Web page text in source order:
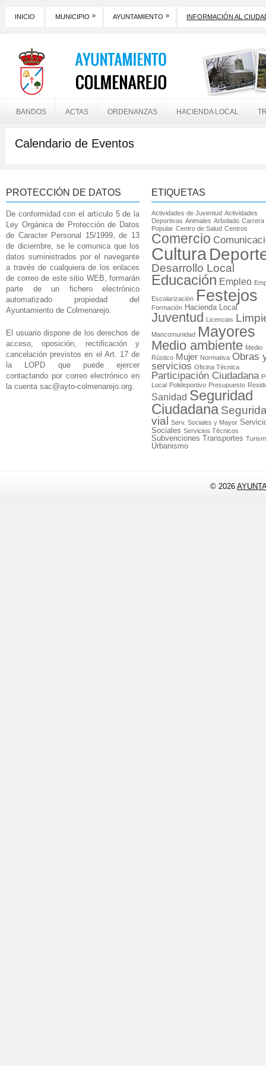
INICIO MUNICIPIO » AYUNTAMIENTO » INFORMACIÓN AL
BANDOS ACTAS ORDENANZAS HACIENDA LOCAL
Calendario de Eventos
PROTECCIÓN DE DATOS
De conformidad con el artículo 5 de la
Ley Orgánica de Protección de Datos
de Caracter Personal 15/1999, de 13
de diciembre, se le comunica que los
datos suministrados por el navegante
a través de cualquiera de los enlaces
de correo de este sitio WEB, formarán
parte de un fichero electrónico
automatizado propiedad del
Ayuntamiento de Colmenarejo.
El usuario dispone de los derechos de
acceso, oposición, rectificación y
cancelación previstos en el Art. 17 de
la LOPD que puede ejercer
contactando por correo electrónico en
la cuenta sac@ayto-colmenarejo.org.
ETIQUETAS
Actividades de Juventud Actividades
Deportivas Animales Arbolado Carrera
Popular Centro de Salud Centros
Comercio
Cultura
Desarrollo Local
Educación Empleo
Escolarización Festejos
Formación Hacienda Local
Juventud Licencias
Mancomunidad Mayores
Medio ambiente Medio
Rústico Mujer Normativa Obras
servicios Oficina Técnica
Participación Ciudadana
Local Polideportivo Presupuesto
Sanidad Seguridad
Ciudadana
vial
Serv. Sociales y Mayor
Sociales Servicios Técnicos
Subvenciones Transportes
Urbanismo
© 2026